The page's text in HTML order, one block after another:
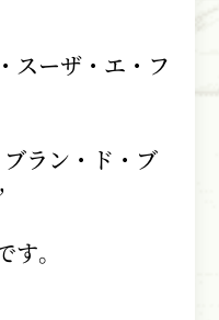
スーザ・エ・フ
ラン・ド・ブ
。